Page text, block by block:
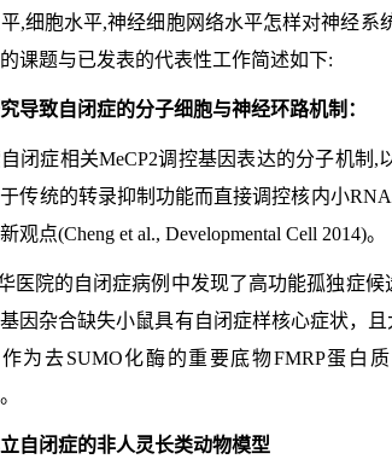
,细胞水平,神经细胞网络水平怎样对神经
课题与已发表的代表性工作简述如下:
导致自闭症的分子细胞与神经环路机制：
闭症相关MeCP2调控基因表达的分子机制,
传统的转录抑制功能而直接调控核内小
观点(Cheng et al., Developmental Cell 2014)。
医院的自闭症病例中发现了高功能孤独症候
基因杂合缺失小鼠具有自闭症样核心症状，
作为去SUMO化酶的重要底物FMRP蛋白
。
自闭症的非人灵长类动物模型